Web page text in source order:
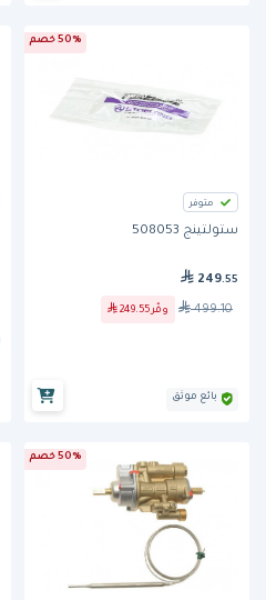
50% خصم
متوفر
ستولتينج 508053
249.55
499.10 وفّر 249.55
بائع موثق
50% خصم